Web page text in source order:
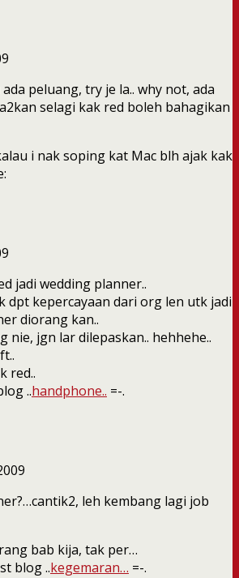
peluang, try je la.. why not, ada
selagi kak red boleh bahagikan
i nak soping kat Mac blh ajak kak
jadi wedding planner..
dpt kepercayaan dari org len utk jadi
diorang kan..
nie, jgn lar dilepaskan.. hehhehe..
red..
..handphone.. =-.
leh kembang lagi job
bab kija, tak per…
blog ..kegemaran… =-.